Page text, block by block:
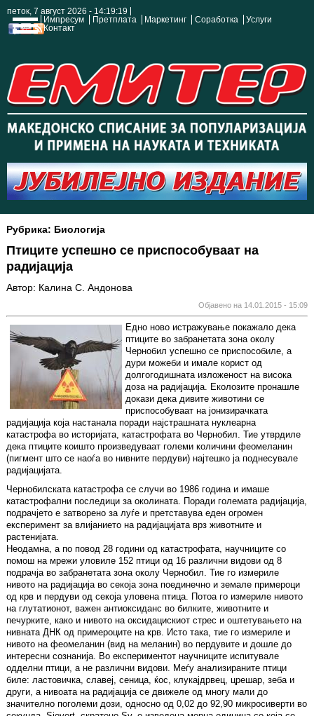
петок, 7 август 2026 - 14:19:19
Импресум
Претплата Маркетинг Соработка
Услуги
Контакт
Рубрика: Биологија
Птиците успешно се приспособуваат на
радијација
Автор: Калина С. Андонова
Објавено на 14.01.2015 - 15:09
Едно ново истражување покажало дека
птиците во забранетата зона околу
Чернобил успешно се приспособиле, а
дури можеби и имале корист од
долгогодишната изложеност на висока
доза на радијација. Еколозите пронашле
докази дека дивите животини се
приспособуваат на јонизирачката
радијација која настанала поради најстрашната нуклеарна
катастрофа во историјата, катастрофата во Чернобил. Тие утврдиле
дека птиците коишто произведуваат големи количини феомеланин
(пигмент што се наоѓа во нивните пердуви) најтешко ја поднесувале
радијацијата.
Чернобилската катастрофа се случи во 1986 година и имаше
катастрофални последици за околината. Поради големата радијација,
подрачјето е затворено за луѓе и претставува еден огромен
експеримент за влијанието на радијацијата врз животните и
растенијата.
Неодамна, а по повод 28 години од катастрофата, научниците со
помош на мрежи уловиле 152 птици од 16 различни видови од 8
подрачја во забранетата зона околу Чернобил. Тие го измериле
нивото на радијација во секоја зона поединечно и земале примероци
од крв и пердуви од секоја уловена птица. Потоа го измериле нивото
на глутатионот, важен антиоксиданс во билките, животните и
печурките, како и нивото на оксидацискиот стрес и оштетувањето на
нивната ДНК од примероците на крв. Исто така, тие го измериле и
нивото на феомеланин (вид на меланин) во пердувите и дошле до
интересни сознанија. Во експериментот научниците испитувале
одделни птици, а не различни видови. Меѓу анализираните птици
биле: ластовичка, славеј, сеница, ќос, клукајдрвец, црешар, зеба и
други, а нивоата на радијација се движеле од многу мали до
значително поголеми дози, односно од 0,02 до 92,90 микросиверти во